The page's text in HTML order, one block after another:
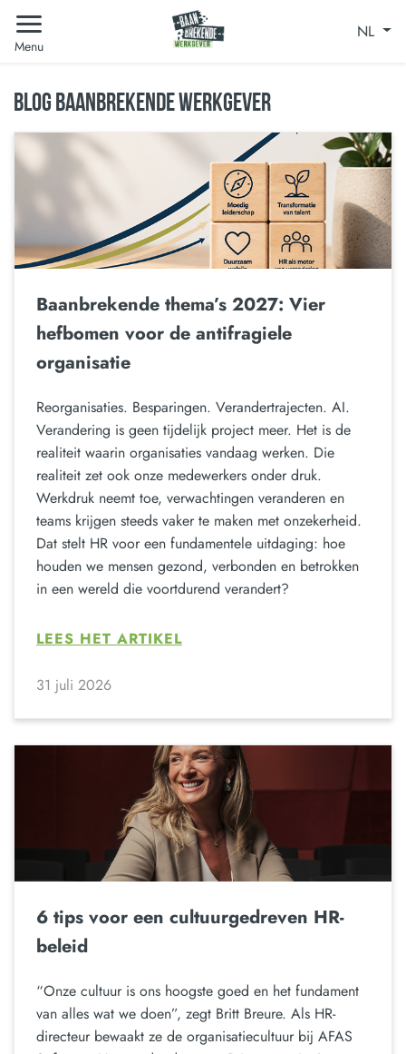
Menu
NL
BLOG BAANBREKENDE WERKGEVER
Baanbrekende thema’s 2027: Vier
hefbomen voor de antifragiele
organisatie
Reorganisaties. Besparingen. Verandertrajecten. AI.
Verandering is geen tijdelijk project meer. Het is de
realiteit waarin organisaties vandaag werken. Die
realiteit zet ook onze medewerkers onder druk.
Werkdruk neemt toe, verwachtingen veranderen en
teams krijgen steeds vaker te maken met onzekerheid.
Dat stelt HR voor een fundamentele uitdaging: hoe
houden we mensen gezond, verbonden en betrokken
in een wereld die voortdurend verandert?
LEES HET ARTIKEL
31 juli 2026
6 tips voor een cultuurgedreven HR-
beleid
“Onze cultuur is ons hoogste goed en het fundament
van alles wat we doen”, zegt Britt Breure. Als HR-
directeur bewaakt ze de organisatiecultuur bij AFAS